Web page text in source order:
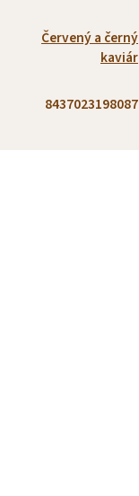
Červený a černý
kaviár
8437023198087